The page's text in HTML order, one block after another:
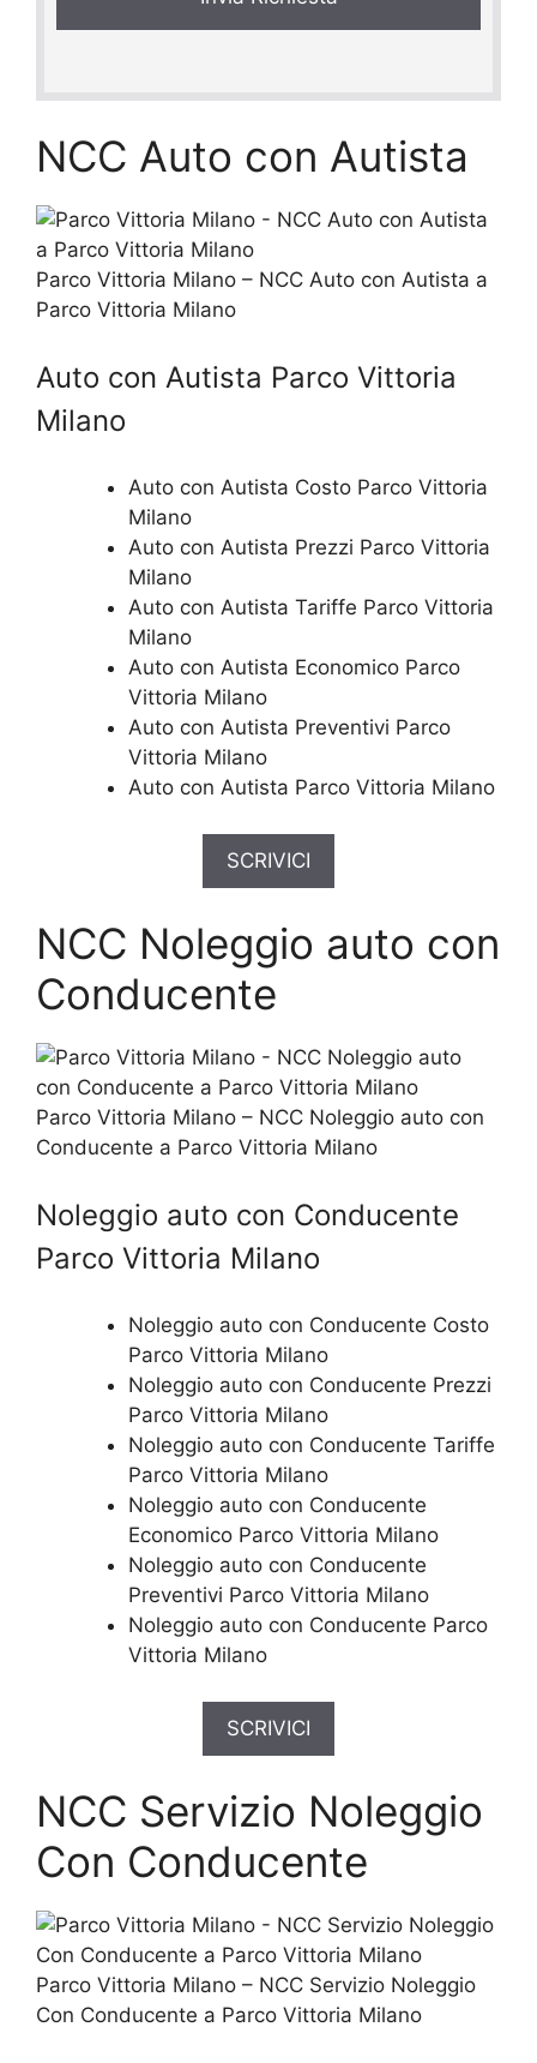
NCC Auto con Autista
Parco Vittoria Milano – NCC Auto con Autista a
Parco Vittoria Milano
Auto con Autista Parco Vittoria
Milano
Auto con Autista Costo Parco Vittoria
Milano
Auto con Autista Prezzi Parco Vittoria
Milano
Auto con Autista Tariffe Parco Vittoria
Milano
Auto con Autista Economico Parco
Vittoria Milano
Auto con Autista Preventivi Parco
Vittoria Milano
Auto con Autista Parco Vittoria Milano
SCRIVICI
NCC Noleggio auto con
Conducente
Parco Vittoria Milano – NCC Noleggio auto con
Conducente a Parco Vittoria Milano
Noleggio auto con Conducente
Parco Vittoria Milano
Noleggio auto con Conducente Costo
Parco Vittoria Milano
Noleggio auto con Conducente Prezzi
Parco Vittoria Milano
Noleggio auto con Conducente Tariffe
Parco Vittoria Milano
Noleggio auto con Conducente
Economico Parco Vittoria Milano
Noleggio auto con Conducente
Preventivi Parco Vittoria Milano
Noleggio auto con Conducente Parco
Vittoria Milano
SCRIVICI
NCC Servizio Noleggio
Con Conducente
Parco Vittoria Milano – NCC Servizio Noleggio
Con Conducente a Parco Vittoria Milano